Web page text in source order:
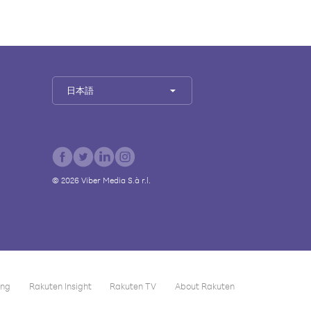
日本語
© 2026 Viber Media S.à r.l.
Rakuten Insight Rakuten TV About Rakuten